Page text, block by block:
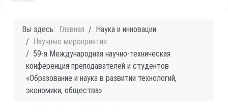
Вы здесь: Главная
Наука и инновации
Научные мероприятия
59-я Международная научно-техническая
конференция преподавателей и студентов
«Образование и наука в развитии технологий,
экономики, общества»